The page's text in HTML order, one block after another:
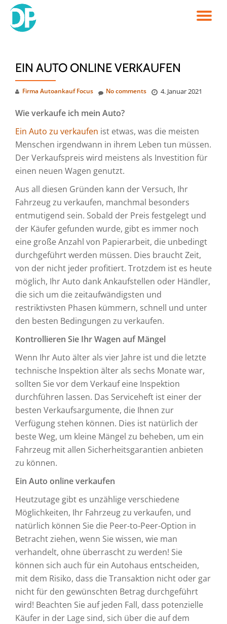
Skip
EIN AUTO ONLINE VERKAUFEN
Firma Autoankauf Focus 4. Januar 2021
No comments
Wie verkaufe ich mein Auto?
Ein Auto zu verkaufen ist etwas, was die meisten
Menschen irgendwann in ihrem Leben tun müssen.
Der Verkaufspreis wird meistens als Investition für
einen neuen Wagen genutzt.
Aus all diesen Gründen kann der Versuch, Ihr
Fahrzeug zu verkaufen, manchmal besonders
entmutigend sein. Sobald der Preis festgelegt und
der Käufer gefunden wurde, gibt es immer noch
eine große Anzahl von Papierarbeit, die unbedingt
durchgeführt werden müssen. Dies braucht Zeit,
von der nicht jeder profitiert. Trotzdem ist es heute
möglich, Ihr Auto dank Ankaufstellen oder Händler,
die sich um die zeitaufwändigsten und
restriktivsten Phasen kümmern, schnell und unter
den besten Bedingungen zu verkaufen.
Kontrollieren Sie Ihr Wagen auf Mängel
Wenn Ihr Auto älter als vier Jahre ist und die letzte
technische Inspektion älter als sechs Monate war,
sollten Sie vor dem Verkauf eine Inspektion
durchführen lassen. Das Serviceheft ist einer der
besten Verkaufsargumente, die Ihnen zur
Verfügung stehen können. Dies ist natürlich der
beste Weg, um kleine Mängel zu beheben, um ein
Fahrzeug mit allen Sicherheitsgarantien anbieten
zu können.
Ein Auto online verkaufen
Heutzutage gibt es unzählige verschiedene
Möglichkeiten, Ihr Fahrzeug zu verkaufen, und
natürlich können Sie die Peer-to-Peer-Option in
Betracht ziehen, wenn Sie wissen, wie man
verhandelt, ohne überrascht zu werden! Sie
können sich auch für ein Autohaus entscheiden,
mit dem Risiko, dass die Transaktion nicht oder gar
nicht für den gewünschten Betrag durchgeführt
wird! Beachten Sie auf jeden Fall, dass potenzielle
Käufer in der Lage sind, sich über die auf dem